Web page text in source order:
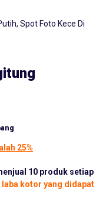
Spot Foto Kece Di
25%
10 produk setiap
laba kotor yang didapat